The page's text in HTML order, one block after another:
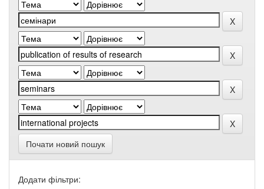
Почати новий пошук
Додати фільтри: